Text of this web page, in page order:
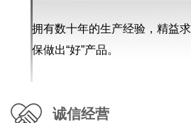
拥有数十年的生产经验，精益
保做出“好”产品。
诚信经营